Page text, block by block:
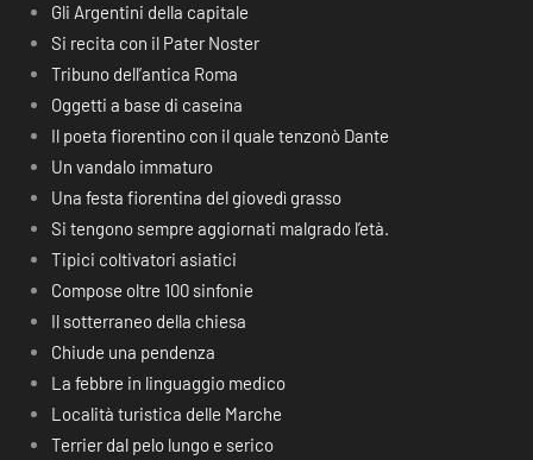
Gli Argentini della capitale
Si recita con il Pater Noster
Tribuno dell’antica Roma
Oggetti a base di caseina
Il poeta fiorentino con il quale tenzonò Dante
Un vandalo immaturo
Una festa fiorentina del giovedì grasso
Si tengono sempre aggiornati malgrado l’età.
Tipici coltivatori asiatici
Compose oltre 100 sinfonie
Il sotterraneo della chiesa
Chiude una pendenza
La febbre in linguaggio medico
Località turistica delle Marche
Terrier dal pelo lungo e serico